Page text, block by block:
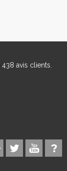
438 avis clients.